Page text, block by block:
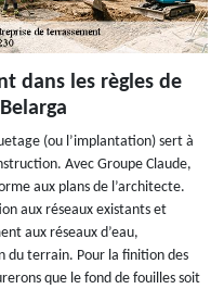
dans les règles de
(ou l’implantation) sert à
Avec Groupe Claude,
aux plans de l’architecte.
aux réseaux existants et
aux réseaux d’eau,
du terrain. Pour la finition des
que le fond de fouilles soit